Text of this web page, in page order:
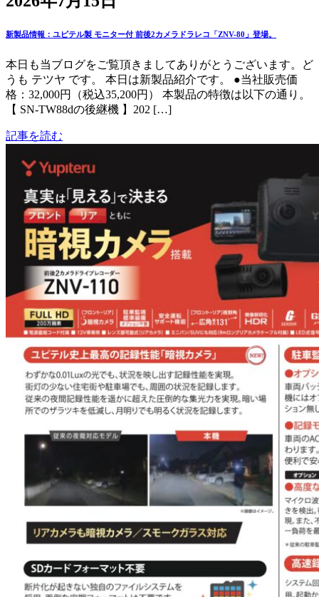
新製品情報：ユピテル製 モニター付 前後2カメラドラレコ「ZNV-80」登場。
本日も当ブログをご覧頂きましてありがとうございます。ど
うも テツヤ です。 本日は新製品紹介です。 ●当社販売価
格：32,000円（税込35,200円） 本製品の特徴は以下の通り。
【 SN-TW88dの後継機 】202 […]
記事を読む